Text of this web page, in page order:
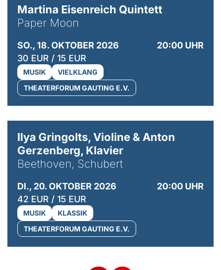
Martina Eisenreich Quintett
Paper Moon
SO., 18. OKTOBER 2026
20:00 UHR
30 EUR / 15 EUR
MUSIK
VIELKLANG
THEATERFORUM GAUTING E.V.
Ilya Gringolts, Violine & Anton
Gerzenberg, Klavier
Beethoven, Schubert
DI., 20. OKTOBER 2026
20:00 UHR
42 EUR / 15 EUR
MUSIK
KLASSIK
THEATERFORUM GAUTING E.V.